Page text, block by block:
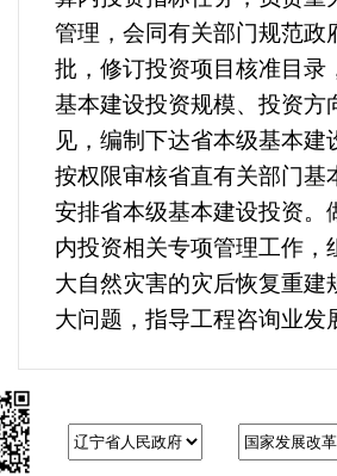
管理，会同有关部门规范政
批，修订投资项目核准目录
基本建设投资规模、投资方
见，编制下达省本级基本建
按权限审核省直有关部门基
安排省本级基本建设投资。
内投资相关专项管理工作，
大自然灾害的灾后恢复重建
大问题，指导工程咨询业发